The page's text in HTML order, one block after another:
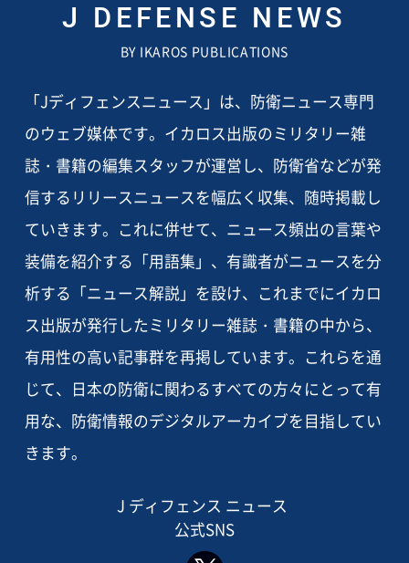
J DEFENSE NEWS
BY IKAROS PUBLICATIONS
「Jディフェンスニュース」は、防衛ニュース専門
のウェブ媒体です。イカロス出版のミリタリー雑
誌・書籍の編集スタッフが運営し、防衛省などが発
信するリリースニュースを幅広く収集、随時掲載し
ていきます。これに併せて、ニュース頻出の言葉や
装備を紹介する「用語集」、有識者がニュースを分
析する「ニュース解説」を設け、これまでにイカロ
ス出版が発行したミリタリー雑誌・書籍の中から、
有用性の高い記事群を再掲しています。これらを通
じて、日本の防衛に関わるすべての方々にとって有
用な、防衛情報のデジタルアーカイブを目指してい
きます。
J ディフェンス ニュース
公式SNS